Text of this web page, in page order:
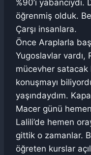
%90’ı
öğrenmiş olduk.
Çarşı insanlara.
Önce Araplarla
Yugoslavlar vardı,
mücevher satacak
konuşmayı
yaşındaydım.
Macer günü
Lalili’de hemen
gittik o zamanlar.
öğreten kurslar